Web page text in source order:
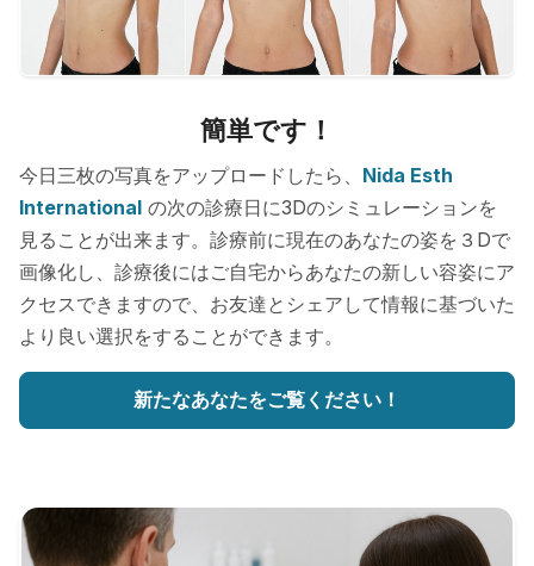
簡単です！
今日三枚の写真をアップロードしたら、 Nida Esth
International の次の診療日に3Dのシミュレーションを
見ることが出来ます。診療前に現在のあなたの姿を３Dで
画像化し、診療後にはご自宅からあなたの新しい容姿にア
クセスできますので、お友達とシェアして情報に基づいた
より良い選択をすることができます。
新たなあなたをご覧ください！